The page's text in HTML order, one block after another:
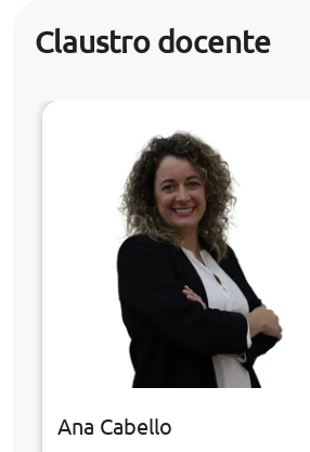
Claustro docente
Ana Cabello